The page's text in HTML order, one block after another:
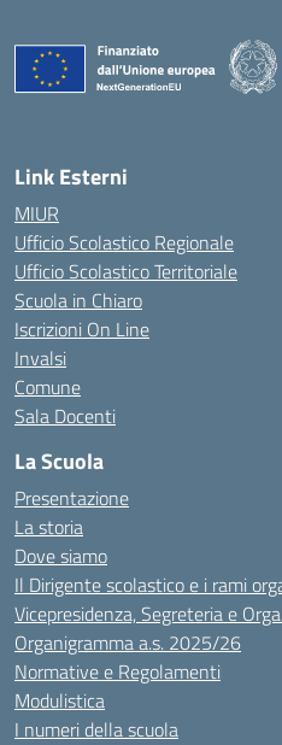
Link Esterni
MIUR
Ufficio Scolastico Regionale
Ufficio Scolastico Territoriale
Scuola in Chiaro
Iscrizioni On Line
Invalsi
Comune
Sala Docenti
La Scuola
Presentazione
La storia
Dove siamo
Il Dirigente scolastico e i rami
Vicepresidenza, Segreteria e
Organigramma a.s. 2025/26
Normative e Regolamenti
Modulistica
I numeri della scuola